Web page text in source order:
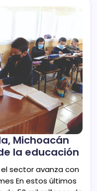
Michoacán
la educación
sector avanza con
En estos últimos